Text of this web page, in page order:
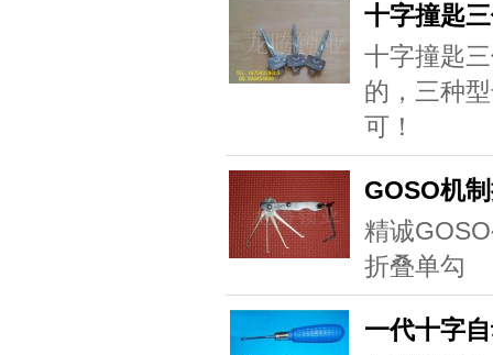
十字撞匙
十字撞匙
的，三种
可！
GOSO机
精诚
折叠单勾
一代十字